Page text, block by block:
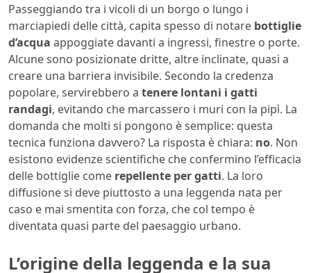
Passeggiando tra i vicoli di un borgo o lungo i
marciapiedi delle città, capita spesso di notare bottiglie
d’acqua appoggiate davanti a ingressi, finestre o porte.
Alcune sono posizionate dritte, altre inclinate, quasi a
creare una barriera invisibile. Secondo la credenza
popolare, servirebbero a tenere lontani i gatti
randagi, evitando che marcassero i muri con la pipì. La
domanda che molti si pongono è semplice: questa
tecnica funziona davvero? La risposta è chiara: no. Non
esistono evidenze scientifiche che confermino l’efficacia
delle bottiglie come repellente per gatti. La loro
diffusione si deve piuttosto a una leggenda nata per
caso e mai smentita con forza, che col tempo è
diventata quasi parte del paesaggio urbano.
L’origine della leggenda e la sua